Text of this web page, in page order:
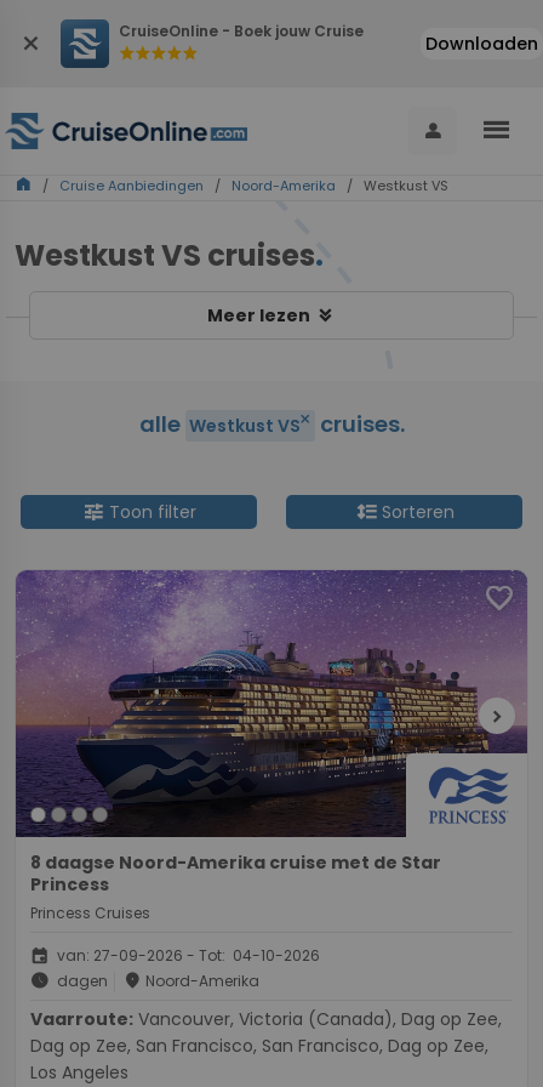
close CruiseOnline - Boek jouw Cruise
starstarstarstarstar Downloaden
person menu
home / Cruise Aanbiedingen / Noord-Amerika / Westkust VS
Westkust VS cruises.
Meer lezen keyboard_double_arrow_down
alle Westkust VSclose cruises.
tune Toon filter format_line_spacingSorteren
favorite
chevron_right
8 daagse Noord-Amerika cruise met de Star
Princess
Princess Cruises
event van: 27-09-2026 - Tot: 04-10-2026
schedule dagen place Noord-Amerika
Vaarroute:
Dag op Zee, San Francisco, San Francisco, Dag op Zee,
Los Angeles